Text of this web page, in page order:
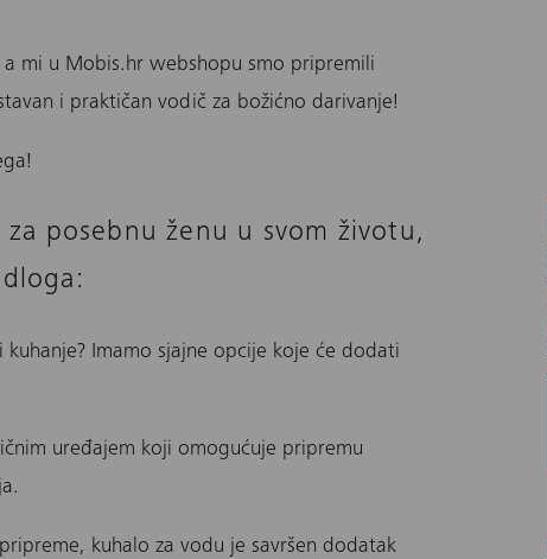
mi u Mobis.hr webshopu smo pripremili
i praktičan vodič za božićno darivanje!
posebnu ženu u svom životu,
Imamo sjajne opcije koje će dodati
uređajem koji omogućuje pripremu
kuhalo za vodu je savršen dodatak